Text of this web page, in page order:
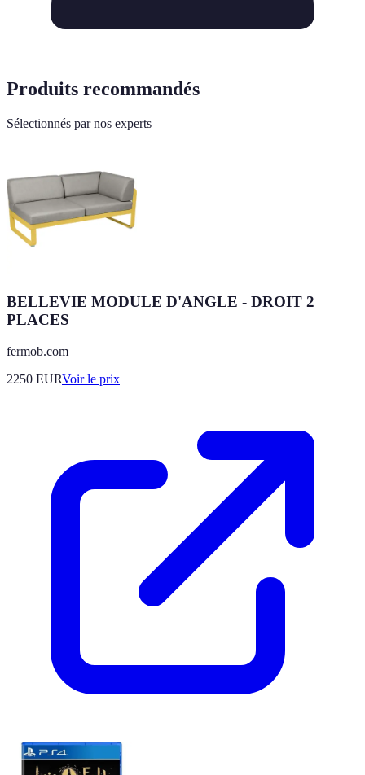
Produits recommandés
Sélectionnés par nos experts
BELLEVIE MODULE D'ANGLE - DROIT 2
PLACES
fermob.com
2250 EURVoir le prix